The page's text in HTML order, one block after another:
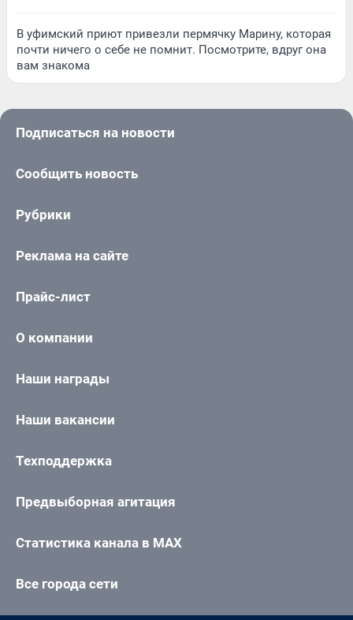
В уфимский приют привезли пермячку Марину, которая
почти ничего о себе не помнит. Посмотрите, вдруг она
вам знакома
Подписаться на новости
Сообщить новость
Рубрики
Реклама на сайте
Прайс-лист
О компании
Наши награды
Наши вакансии
Техподдержка
Предвыборная агитация
Статистика канала в MAX
Все города сети